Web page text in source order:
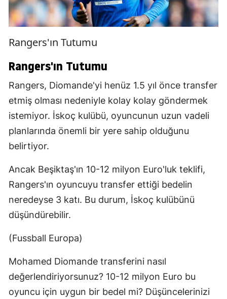
Rangers'ın Tutumu
Rangers'ın Tutumu
Rangers, Diomande'yi henüz 1.5 yıl önce transfer
etmiş olması nedeniyle kolay kolay göndermek
istemiyor. İskoç kulübü, oyuncunun uzun vadeli
planlarında önemli bir yere sahip olduğunu
belirtiyor.
Ancak Beşiktaş'ın 10-12 milyon Euro'luk teklifi,
Rangers'ın oyuncuyu transfer ettiği bedelin
neredeyse 3 katı. Bu durum, İskoç kulübünü
düşündürebilir.
(Fussball Europa)
Mohamed Diomande transferini nasıl
değerlendiriyorsunuz? 10-12 milyon Euro bu
oyuncu için uygun bir bedel mi? Düşüncelerinizi